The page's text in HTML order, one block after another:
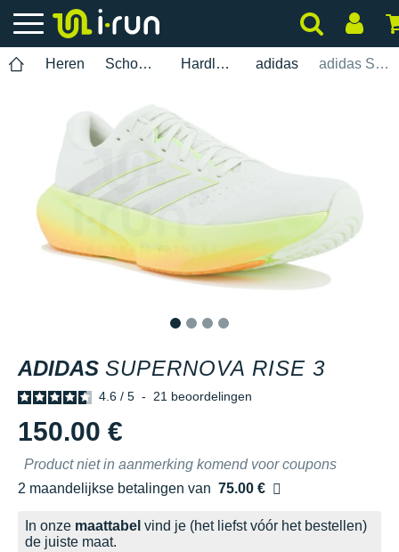
Heren Schoenen Hardlopen adidas adidas Supernova Rise 3
ADIDAS SUPERNOVA RISE 3
4.6 / 5 - 21 beoordelingen
150.00 €
Product niet in aanmerking komend voor coupons
2 maandelijkse betalingen van 75.00 €
zonder kosten
In onze maattabel vind je (het liefst vóór het bestellen)
de juiste maat.